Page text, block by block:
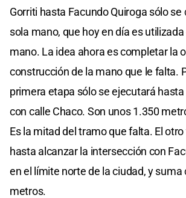
Gorriti hasta Facundo Quiroga sólo
sola mano, que hoy en día es
mano. La idea ahora es completar la
construcción de la mano que le falta.
primera etapa sólo se ejecutará
con calle Chaco. Son unos 1.350
Es la mitad del tramo que falta. El
hasta alcanzar la intersección con
en el límite norte de la ciudad, y suma
metros.